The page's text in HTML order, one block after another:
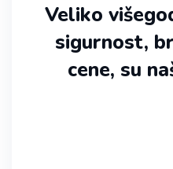
Veliko
sigurnost,
cene, su